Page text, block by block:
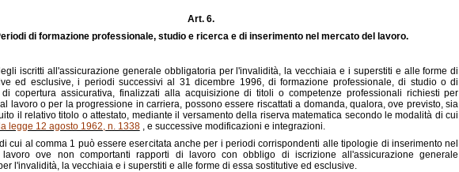
Art. 6.
di formazione professionale, studio e ricerca e di inserimento nel mercato del lavoro.
iscritti all'assicurazione generale obbligatoria per l'invalidità, la vecchiaia e i superstiti e alle forme di
ed esclusive, i periodi successivi al 31 dicembre 1996, di formazione professionale, di studio o di
copertura assicurativa, finalizzati alla acquisizione di titoli o competenze professionali richiesti per
lavoro o per la progressione in carriera, possono essere riscattati a domanda, qualora, ove previsto, sia
il relativo titolo o attestato, mediante il versamento della riserva matematica secondo le modalità di cui
legge 12 agosto 1962, n. 1338, e successive modificazioni e integrazioni.
cui al comma 1 può essere esercitata anche per i periodi corrispondenti alle tipologie di inserimento nel
ove non comportanti rapporti di lavoro con obbligo di iscrizione all'assicurazione generale
l'invalidità, la vecchiaia e i superstiti e alle forme di essa sostitutive ed esclusive.